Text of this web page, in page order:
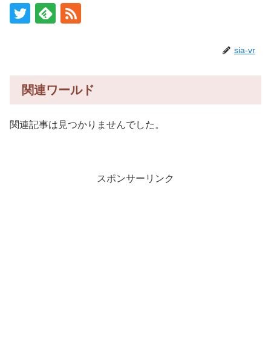
sia-vr
関連ワールド
関連記事は見つかりませんでした。
スポンサーリンク